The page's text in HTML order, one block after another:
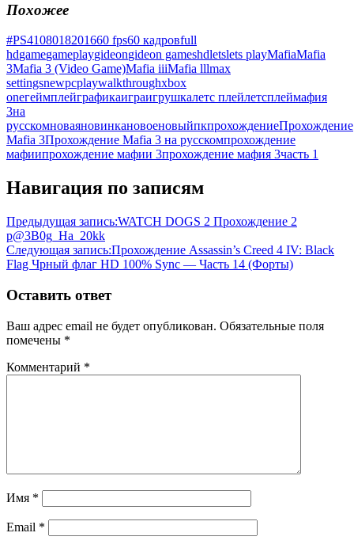
Похожее
#PS4108018201660 fps60 кадровfull
hdgamegameplaygideongideon gameshdletslets playMafiaMafia
3Mafia 3 (Video Game)Mafia iiiMafia lllmax
settingsnewpcplaywalkthroughxbox
oneгеймплейграфикаиграигрушкалетс плейлетсплеймафия
3на
русскомноваяновинкановоеновыйпкпрохождениеПрохождение
Mafia 3Прохождение Mafia 3 на русскомпрохождение
мафиипрохождение мафии 3прохождение мафия 3часть 1
Навигация по записям
Предыдущая запись:WATCH DOGS 2 Прохождение 2
p@3B0g_Ha_20kk
Следующая запись:Прохождение Assassin’s Creed 4 IV: Black
Flag Чрный флаг HD 100% Sync — Часть 14 (Форты)
Оставить ответ
Ваш адрес email не будет опубликован. Обязательные поля
помечены *
Комментарий *
Имя *
Email *